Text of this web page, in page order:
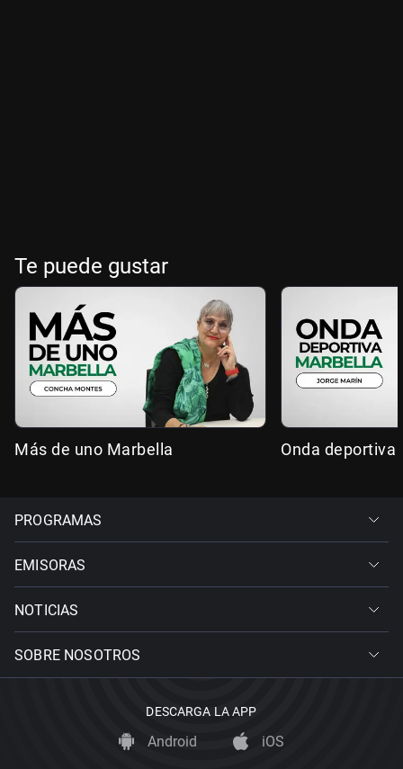
Te puede gustar
Más de uno Marbella Onda deportiva
PROGRAMAS
EMISORAS
NOTICIAS
SOBRE NOSOTROS
DESCARGA LA APP
Android iOS